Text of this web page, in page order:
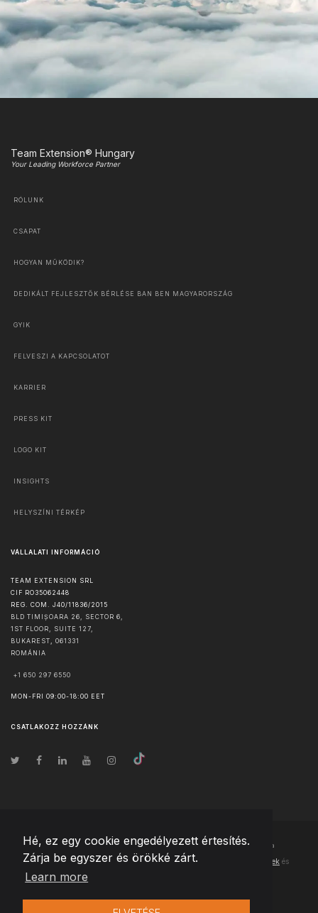
Hé, ez egy cookie engedélyezett értesítés.
Zárja be egyszer és örökké zárt.
Learn more
Team Extension® Hungary
Your Leading Workforce Partner
RÓLUNK
CSAPAT
HOGYAN MŰKÖDIK?
DEDIKÁLT FEJLESZTŐK BÉRLÉSE BAN BEN MAGYARORSZÁG
GYIK
FELVESZI A KAPCSOLATOT
KARRIER
PRESS KIT
LOGO KIT
INSIGHTS
HELYSZÍNI TÉRKÉP
VÁLLALATI INFORMÁCIÓ
TEAM EXTENSION SRL
CIF RO35062448
REG. COM. J40/11836/2015
BLD TIMIȘOARA 26, SECTOR 6,
1ST FLOOR, SUITE 127,
BUKAREST
061331
ROMÁNIA
+1 650 297 6550
MON-FRI 09:00-18:00 EET
CSATLAKOZZ HOZZÁNK
© Szerzői jog2026 Team Extension Hungary- Minden jog fenntartva
Changelog ● Ezen webhely használatával elfogadja Használati feltételek és